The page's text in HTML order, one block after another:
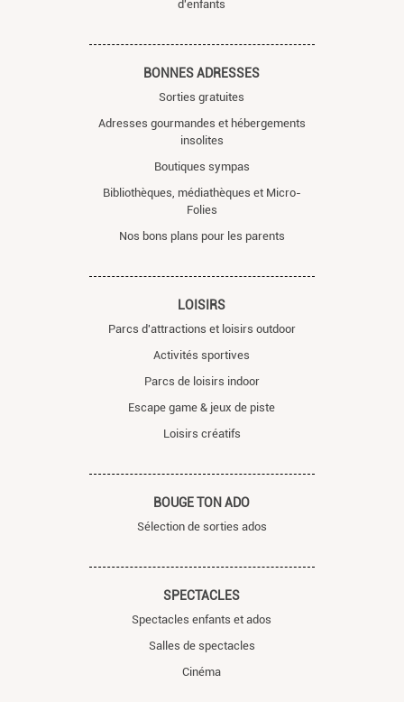
d'enfants
BONNES ADRESSES
Sorties gratuites
Adresses gourmandes et hébergements
insolites
Boutiques sympas
Bibliothèques, médiathèques et Micro-
Folies
Nos bons plans pour les parents
LOISIRS
Parcs d'attractions et loisirs outdoor
Activités sportives
Parcs de loisirs indoor
Escape game & jeux de piste
Loisirs créatifs
BOUGE TON ADO
Sélection de sorties ados
SPECTACLES
Spectacles enfants et ados
Salles de spectacles
Cinéma